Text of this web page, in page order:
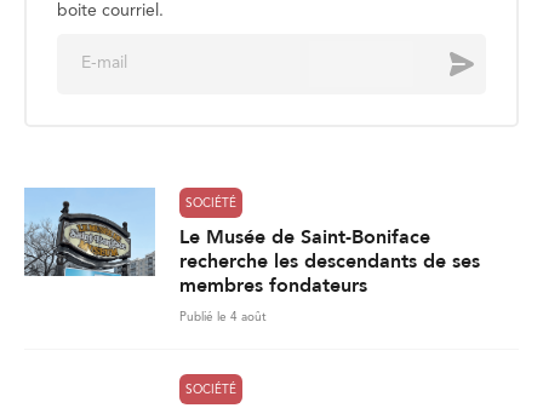
boite courriel.
Envoyer
SOCIÉTÉ
Le Musée de Saint-Boniface
recherche les descendants de ses
membres fondateurs
Publié le 4 août
SOCIÉTÉ